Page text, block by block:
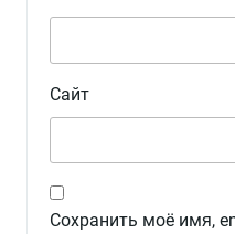
Сайт
Сохранить моё имя,